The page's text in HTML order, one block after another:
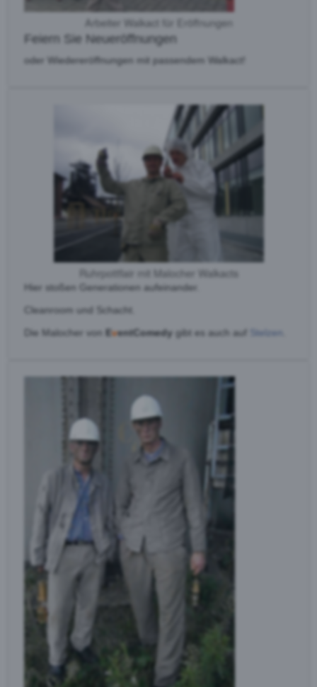
Arbeiter Walkact für Eröffnungen
Feiern Sie Neueröffnungen
oder Wiedereröffnungen mit passendem Walkact!
Ruhrpottflair mit Malocher Walkacts
Hier stoßen Generationen aufeinander.
Cleanroom und Schacht.
Die Malocher von EventComedy gibt es auch auf Stelzen